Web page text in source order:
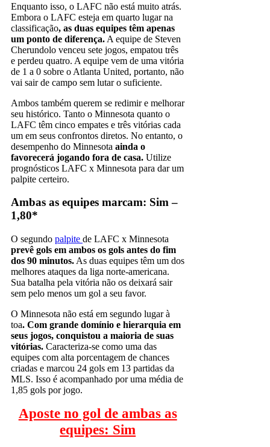
Enquanto isso, o LAFC não está muito atrás.
Embora o LAFC esteja em quarto lugar na
classificação, as duas equipes têm apenas
um ponto de diferença. A equipe de Steven
Cherundolo venceu sete jogos, empatou três
e perdeu quatro. A equipe vem de uma vitória
de 1 a 0 sobre o Atlanta United, portanto, não
vai sair de campo sem lutar o suficiente.
Ambos também querem se redimir e melhorar
seu histórico. Tanto o Minnesota quanto o
LAFC têm cinco empates e três vitórias cada
um em seus confrontos diretos. No entanto, o
desempenho do Minnesota ainda o
favorecerá jogando fora de casa. Utilize
prognósticos LAFC x Minnesota para dar um
palpite certeiro.
Ambas as equipes marcam: Sim –
1,80*
O segundo palpite de LAFC x Minnesota
prevê gols em ambos os gols antes do fim
dos 90 minutos. As duas equipes têm um dos
melhores ataques da liga norte-americana.
Sua batalha pela vitória não os deixará sair
sem pelo menos um gol a seu favor.
O Minnesota não está em segundo lugar à
toa. Com grande domínio e hierarquia em
seus jogos, conquistou a maioria de suas
vitórias. Caracteriza-se como uma das
equipes com alta porcentagem de chances
criadas e marcou 24 gols em 13 partidas da
MLS. Isso é acompanhado por uma média de
1,85 gols por jogo.
Aposte no gol de ambas as
equipes: Sim